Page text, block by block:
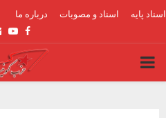
اسناد پایه اسناد و مصوبات درباره ما
PRIMARY